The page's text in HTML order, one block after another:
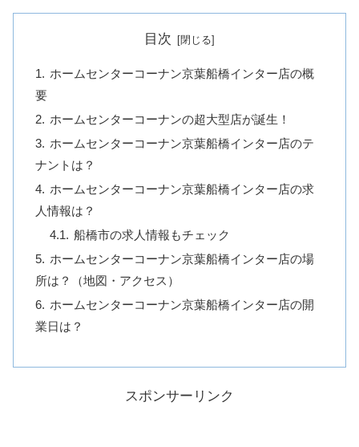
目次
ホームセンターコーナン京葉船橋インター店の概
要
ホームセンターコーナンの超大型店が誕生！
ホームセンターコーナン京葉船橋インター店のテ
ナントは？
ホームセンターコーナン京葉船橋インター店の求
人情報は？
船橋市の求人情報もチェック
ホームセンターコーナン京葉船橋インター店の場
所は？（地図・アクセス）
ホームセンターコーナン京葉船橋インター店の開
業日は？
スポンサーリンク